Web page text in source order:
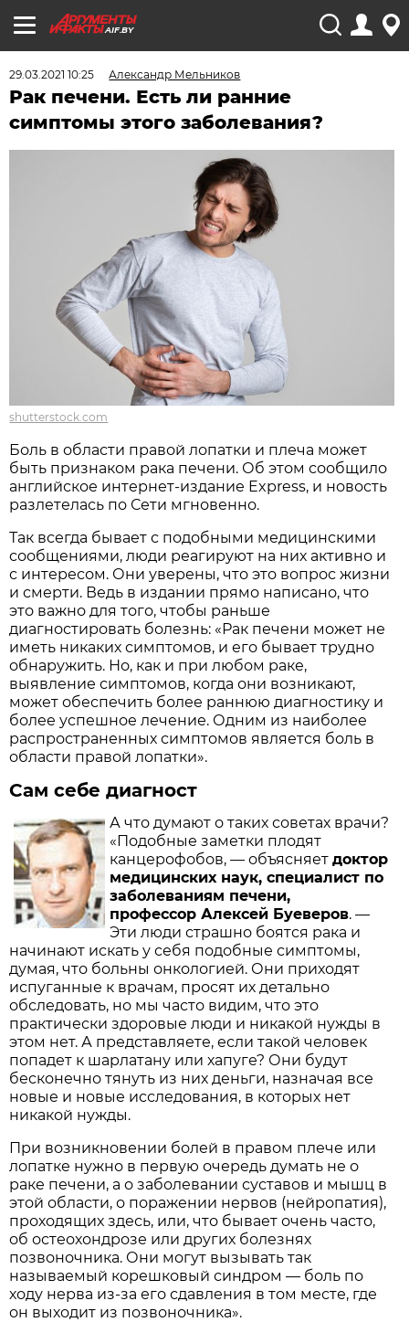
AIF.BY
29.03.2021 10:25 Александр Мельников
Рак печени. Есть ли ранние
симптомы этого заболевания?
shutterstock.com
Боль в области правой лопатки и плеча может
быть признаком рака печени. Об этом сообщило
английское интернет-издание Express, и новость
разлетелась по Сети мгновенно.
Так всегда бывает с подобными медицинскими
сообщениями, люди реагируют на них активно и
с интересом. Они уверены, что это вопрос жизни
и смерти. Ведь в издании прямо написано, что
это важно для того, чтобы раньше
диагностировать болезнь: «Рак печени может не
иметь никаких симптомов, и его бывает трудно
обнаружить. Но, как и при любом раке,
выявление симптомов, когда они возникают,
может обеспечить более раннюю диагностику и
более успешное лечение. Одним из наиболее
распространенных симптомов является боль в
области правой лопатки».
Сам себе диагност
А что думают о таких советах врачи?
«Подобные заметки плодят
канцерофобов, — объясняетдоктор
медицинских наук, специалист по
заболеваниям печени,
профессор Алексей Буеверов. —
Эти люди страшно боятся рака и
начинают искать у себя подобные симптомы,
думая, что больны онкологией. Они приходят
испуганные к врачам, просят их детально
обследовать, но мы часто видим, что это
практически здоровые люди и никакой нужды в
этом нет. А представляете, если такой человек
попадет к шарлатану или хапуге? Они будут
бесконечно тянуть из них деньги, назначая все
новые и новые исследования, в которых нет
никакой нужды.
При возникновении болей в правом плече или
лопатке нужно в первую очередь думать не о
раке печени, а о заболевании суставов и мышц в
этой области, о поражении нервов (нейропатия),
проходящих здесь, или, что бывает очень часто,
об остеохондрозе или других болезнях
позвоночника. Они могут вызывать так
называемый корешковый синдром — боль по
ходу нерва из-за его сдавления в том месте, где
он выходит из позвоночника».